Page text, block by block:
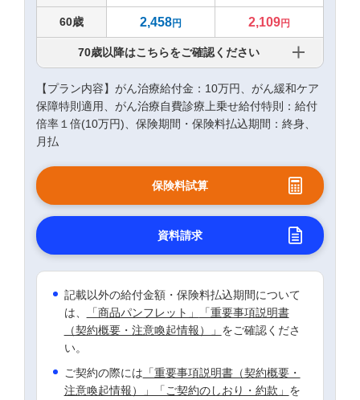
60歳 2,458円 2,109円
70歳以降はこちらをご確認ください
【プラン内容】がん治療給付金：10万円、がん緩和ケア
保障特則適用、がん治療自費診療上乗せ給付特則：給付
倍率１倍(10万円)、保険期間・保険料払込期間：終身、
月払
保険料試算
資料請求
記載以外の給付金額・保険料払込期間について
は、
「商品パンフレット」
「重要事項説明書
（契約概要・注意喚起情報）」 をご確認くださ
い。
ご契約の際には 「重要事項説明書（契約概要・
注意喚起情報）」「ご契約のしおり・約款」 を